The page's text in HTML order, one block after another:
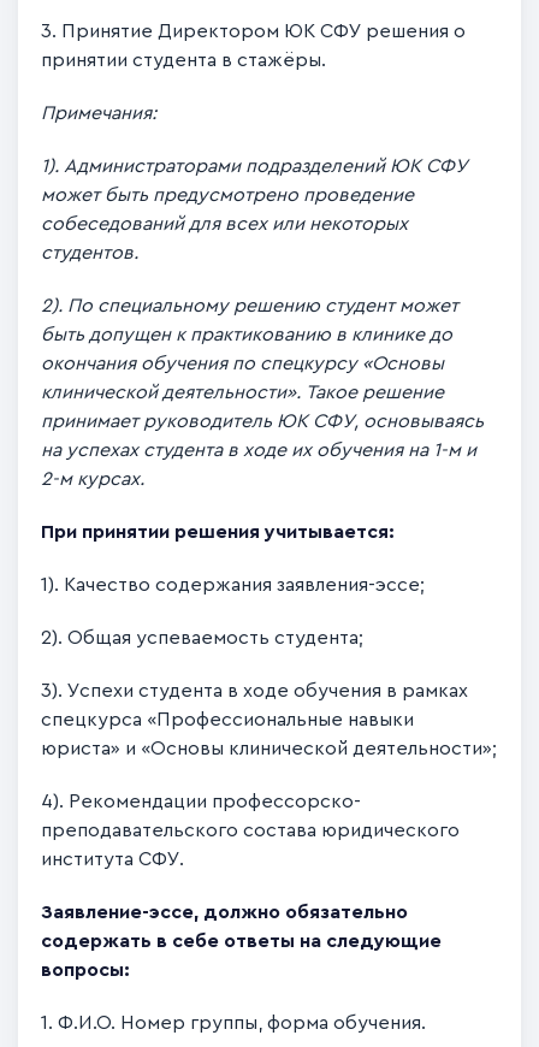
3. Принятие Директором ЮК СФУ решения о
принятии студента в стажёры.
Примечания:
1). Администраторами подразделений ЮК СФУ
может быть предусмотрено проведение
собеседований для всех или некоторых
студентов.
2). По специальному решению студент может
быть допущен к практикованию в клинике до
окончания обучения по спецкурсу «Основы
клинической деятельности». Такое решение
принимает руководитель ЮК СФУ, основываясь
на успехах студента в ходе их обучения на 1-м и
2-м курсах.
При принятии решения учитывается:
1). Качество содержания заявления-эссе;
2). Общая успеваемость студента;
3). Успехи студента в ходе обучения в рамках
спецкурса «Профессиональные навыки
юриста» и «Основы клинической деятельности»;
4). Рекомендации профессорско-
преподавательского состава юридического
института СФУ.
Заявление-эссе, должно обязательно
содержать в себе ответы на следующие
вопросы:
1. Ф.И.О. Номер группы, форма обучения.